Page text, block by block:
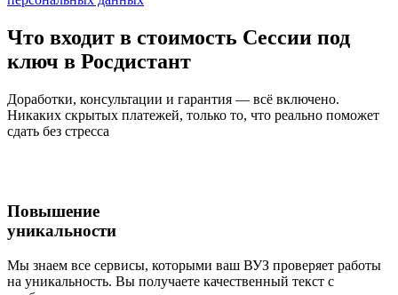
Что входит в стоимость Сессии под
ключ в Росдистант
Доработки, консультации и гарантия — всё включено.
Никаких скрытых платежей, только то, что реально поможет
сдать без стресса
Повышение
уникальности
Мы знаем все сервисы, которыми ваш ВУЗ проверяет работы
на уникальность. Вы получаете качественный текст с